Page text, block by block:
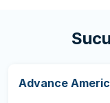
Advance